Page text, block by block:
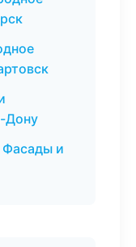
Дону
Фасады и